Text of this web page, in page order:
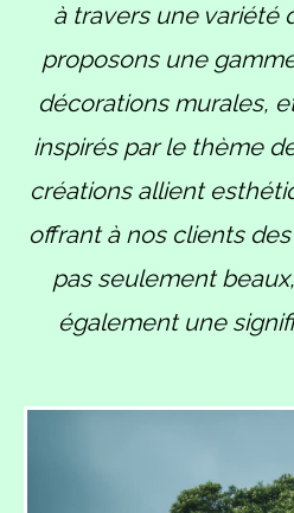
à travers une variété
proposons une
décorations murales,
inspirés par le thème
créations allient
offrant à nos clients
pas seulement
également une